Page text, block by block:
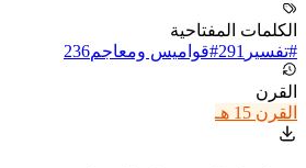
الكلمات المفتاحية
#تفسير 291
#قواميس ومعاجم236
القرن
القرن 15 هـ